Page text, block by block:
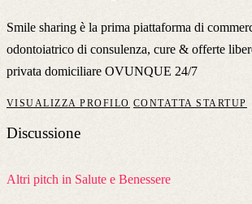
Smile sharing è la prima piattaforma di
odontoiatrico di consulenza, cure & offerte
privata domiciliare OVUNQUE 24/7
VISUALIZZA PROFILO CONTATTA STARTUP
Discussione
Altri pitch in Salute e Benessere